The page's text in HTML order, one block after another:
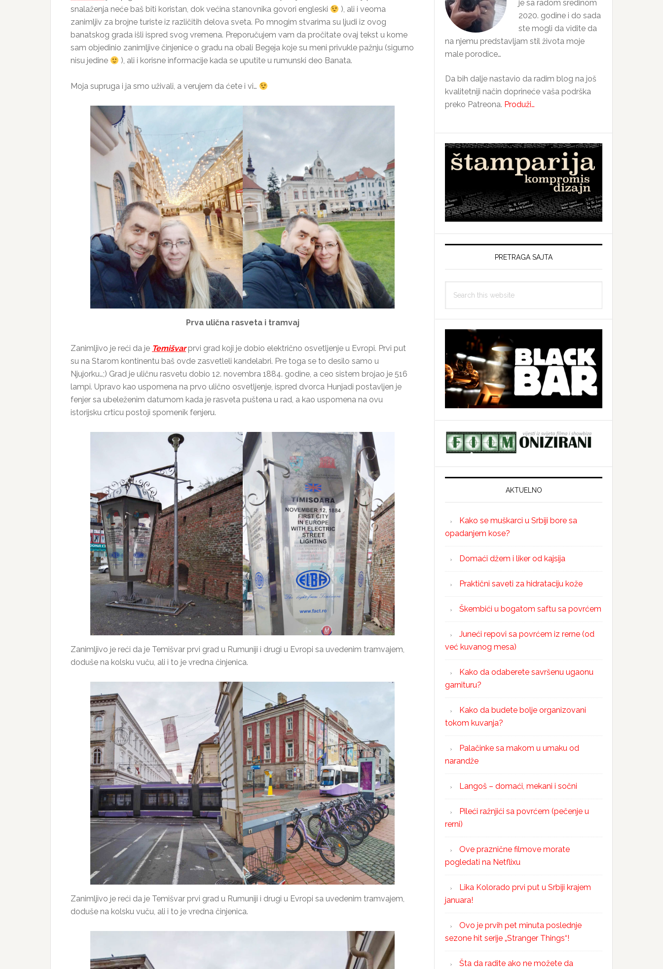
snalaženja neće baš biti koristan, dok većina stanovnika govori engleski
), ali i veoma
zanimljiv za brojne turiste iz različitih delova sveta. Po mnogim stvarima su ljudi iz ovog
banatskog grada išli ispred svog vremena. Preporučujem vam da pročitate ovaj tekst u kome
sam objedinio zanimljive činjenice o gradu na obali Begeja koje su meni privukle pažnju (sigurno
nisu jedine
), ali i korisne informacije kada se uputite u rumunski deo Banata.
Moja supruga i ja smo uživali, a verujem da ćete i vi…
Prva ulična rasveta i tramvaj
Zanimljivo je reći da je Temišvarprvi grad koji je dobio električno osvetljenje u Evropi. Prvi put
su na Starom kontinentu baš ovde zasvetleli kandelabri. Pre toga se to desilo samo u
Njujorku…;) Grad je uličnu rasvetu dobio 12. novembra 1884. godine, a ceo sistem brojao je 516
lampi. Upravo kao uspomena na prvo ulično osvetljenje, ispred dvorca Hunjadi postavljen je
fenjer sa ubeleženim datumom kada je rasveta puštena u rad, a kao uspomena na ovu
istorijsku crticu postoji spomenik fenjeru.
Zanimljivo je reći da je Temišvar prvi grad u Rumuniji i drugi u Evropi sa uvedenim tramvajem,
doduše na kolsku vuču, ali i to je vredna činjenica.
Zanimljivo je reći da je Temišvar prvi grad u Rumuniji i drugi u Evropi sa uvedenim tramvajem,
doduše na kolsku vuču, ali i to je vredna činjenica.
je sa radom sredinom
2020. godine i do sada
ste mogli da vidite da
na njemu predstavljam stil života moje
male porodice…
Da bih dalje nastavio da radim blog na još
kvalitetniji način doprineće vaša podrška
preko Patreona. Produži…
PRETRAGA SAJTA
this
AKTUELNO
Kako se muškarci u Srbiji bore sa
opadanjem kose?
Domaći džem i liker od kajsija
Praktični saveti za hidrataciju kože
Škembići u bogatom saftu sa povrćem
Juneći repovi sa povrćem iz rerne (od
već kuvanog mesa)
Kako da odaberete savršenu ugaonu
garnituru?
Kako da budete bolje organizovani
tokom kuvanja?
Palačinke sa makom u umaku od
narandže
Langoš – domaći, mekani i sočni
Pileći ražnjići sa povrćem (pečenje u
rerni)
Ove praznične filmove morate
pogledati na Netflixu
Lika Kolorado prvi put u Srbiji krajem
januara!
Ovo je prvih pet minuta poslednje
sezone hit serije „Stranger Things“!
Šta da radite ako ne možete da